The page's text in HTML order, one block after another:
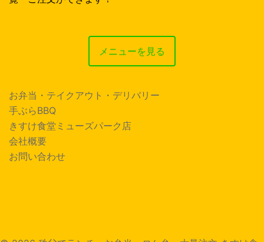
メニューを見る
お弁当・テイクアウト・デリバリー
手ぶらBBQ
きすけ食堂ミューズパーク店
会社概要
お問い合わせ